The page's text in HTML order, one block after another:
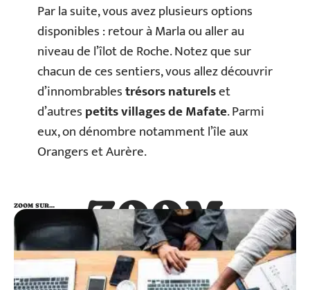
Par la suite, vous avez plusieurs options
disponibles : retour à Marla ou aller au
niveau de l’îlot de Roche. Notez que sur
chacun de ces sentiers, vous allez découvrir
d’innombrablestrésors naturelset
d’autrespetits villages de Mafate. Parmi
eux, on dénombre notamment l’île aux
Orangers et Aurère.
ZOOM
SUR…
ZOOM SUR…